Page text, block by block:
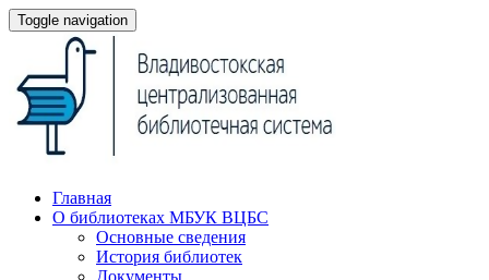
Toggle navigation
Главная
О библиотеках МБУК ВЦБС
Основные сведения
История библиотек
Документы